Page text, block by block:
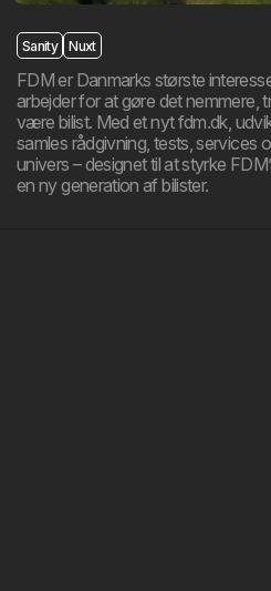
Sanity Nuxt
FDM er Danmarks største
arbejder for at gøre det nemmere,
være bilist. Med et nyt fdm.dk,
samles rådgivning, tests, services
univers – designet til at styrke
en ny generation af bilister.